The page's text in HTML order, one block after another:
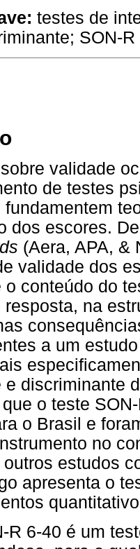
testes de
SON-R
validade
de testes
fundamentem
dos escores.
(Aera, APA, &
validade dos
o conteúdo do
resposta, na
a um
e discriminante
o teste
o Brasil e
no
estudos
apresenta o
R 6-40 é um